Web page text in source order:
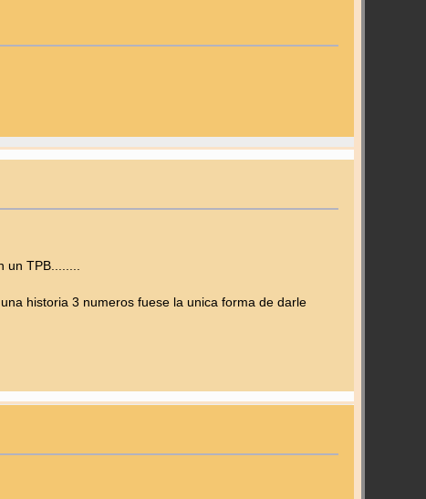
TPB........
historia 3 numeros fuese la unica forma de darle